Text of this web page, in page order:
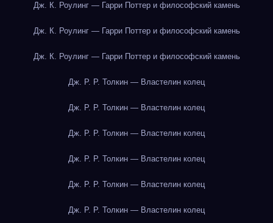
Дж. К. Роулинг — Гарри Поттер и философский камень
Дж. К. Роулинг — Гарри Поттер и философский камень
Дж. К. Роулинг — Гарри Поттер и философский камень
Дж. Р. Р. Толкин — Властелин колец
Дж. Р. Р. Толкин — Властелин колец
Дж. Р. Р. Толкин — Властелин колец
Дж. Р. Р. Толкин — Властелин колец
Дж. Р. Р. Толкин — Властелин колец
Дж. Р. Р. Толкин — Властелин колец